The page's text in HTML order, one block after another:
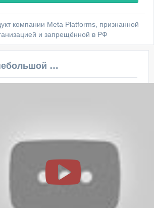
компании Meta Platforms, признанной
и запрещённой в РФ
Полезный небольшой видеоурок по этой теме